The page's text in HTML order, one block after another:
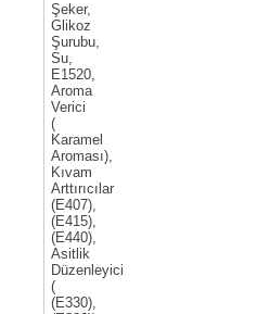
Şeker,
Glikoz
Şurubu,
Su,
E1520,
Aroma
Verici
(
Karamel
Aroması),
Kıvam
Arttırıcılar
(E407),
(E415),
(E440),
Asitlik
Düzenleyici
(
(E330),